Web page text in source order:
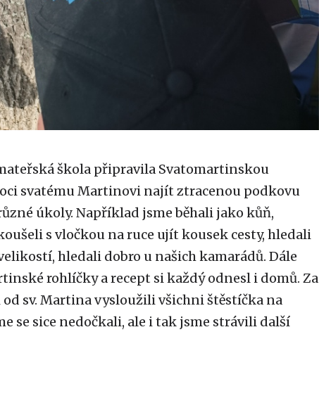
škola připravila Svatomartinskou
svatému Martinovi najít ztracenou podkovu
úkoly. Například jsme běhali jako kůň,
s vločkou na ruce ujít kousek cesty, hledali
hledali dobro u našich kamarádů. Dále
rohlíčky a recept si každý odnesl i domů. Za
sv. Martina vysloužili všichni štěstíčka na
se sice nedočkali, ale i tak jsme strávili další